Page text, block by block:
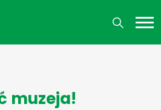
muzeja!